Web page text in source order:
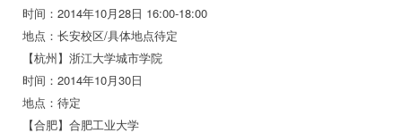
时间：2014年10月28日 16:00-18:00
地点：长安校区/具体地点待定
【杭州】浙江大学城市学院
时间：2014年10月30日
地点：待定
【合肥】合肥工业大学